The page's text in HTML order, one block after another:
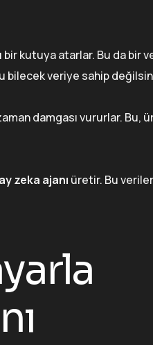
kutuya atarlar. Bu da bir
bilecek veriye sahip
damgası vururlar. Bu,
zeka ajanı üretir. Bu veriler